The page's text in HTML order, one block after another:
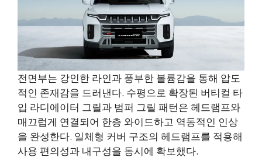
전면부는 강인한 라인과 풍부한 볼륨감을 통해 압도
적인 존재감을 드러낸다. 수평으로 확장된 버티컬 타
입 라디에이터 그릴과 범퍼 그릴 패턴은 헤드램프와
매끄럽게 연결되어 한층 와이드하고 역동적인 인상
을 완성한다. 일체형 커버 구조의 헤드램프를 적용해
사용 편의성과 내구성을 동시에 확보했다.